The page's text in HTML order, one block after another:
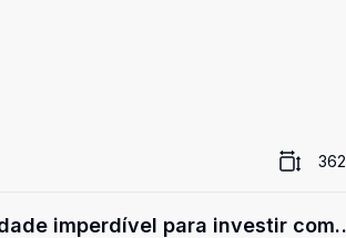
362
imperdível para investir com